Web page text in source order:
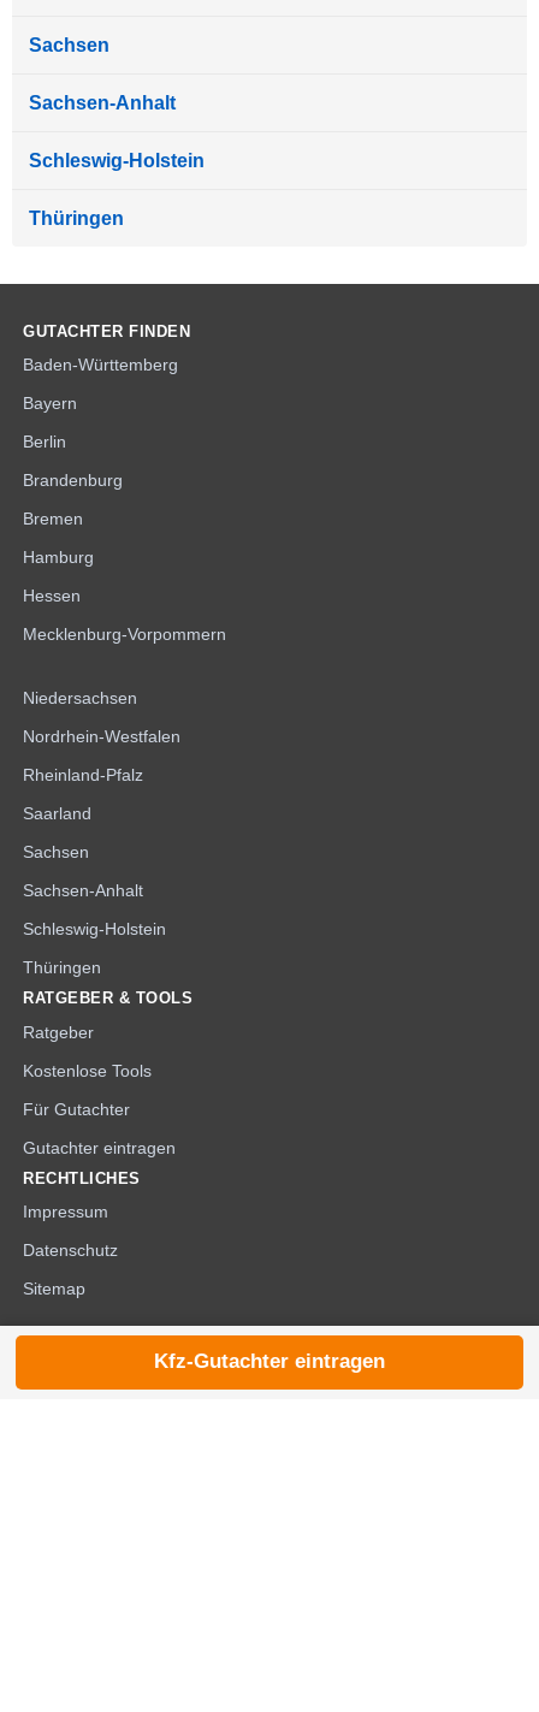
Sachsen
Sachsen-Anhalt
Schleswig-Holstein
Thüringen
GUTACHTER FINDEN
Baden-Württemberg
Bayern
Berlin
Brandenburg
Bremen
Hamburg
Hessen
Mecklenburg-Vorpommern
Niedersachsen
Nordrhein-Westfalen
Rheinland-Pfalz
Saarland
Sachsen
Sachsen-Anhalt
Schleswig-Holstein
Thüringen
RATGEBER & TOOLS
Ratgeber
Kostenlose Tools
Für Gutachter
Gutachter eintragen
RECHTLICHES
Impressum
Datenschutz
Sitemap
© 2026 die-kfzgutachter.de
Kfz-Gutachter eintragen